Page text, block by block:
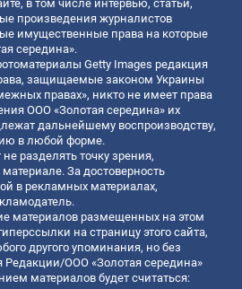
в том числе интервью, статьи,
произведения журналистов
имущественные права на которые
середина».
Getty Images редакция
защищаемые законом Украины
правах», никто не имеет права
ООО «Золотая середина» их
дальнейшему воспроизводству,
в любой форме.
разделять точку зрения,
За достоверность
в рекламных материалах,
материалов размещенных на этом
на страницу этого сайта,
другого упоминания, но без
Редакции/ООО «Золотая середина»
материалов будет считаться: